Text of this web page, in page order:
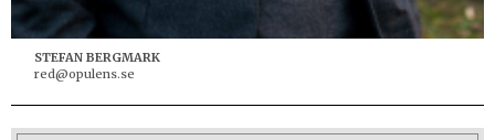
STEFAN BERGMARK
red@opulens.se